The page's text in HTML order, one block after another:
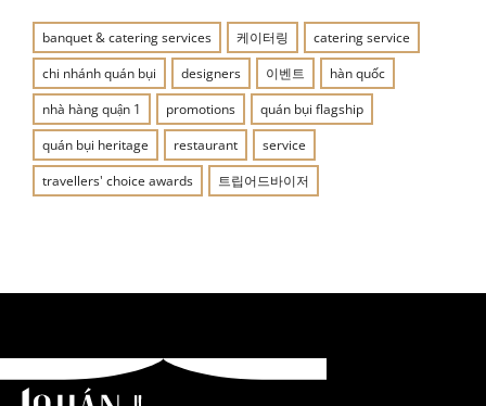
banquet & catering services 케이터링
catering service
chi nhánh quán bụi
designers 이벤트
hàn quốc
nhà hàng quận 1
promotions
quán bụi flagship
quán bụi heritage
restaurant
service
travellers' choice awards
트립어드바이저